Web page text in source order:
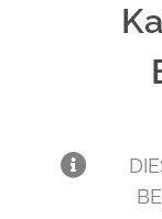
WIRTSCHAFT
UNSER ORT